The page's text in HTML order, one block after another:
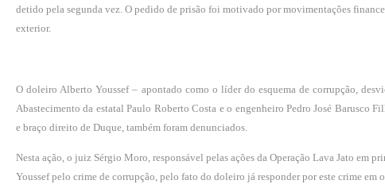
detido pela segunda vez. O pedido de prisão foi motivado por movimentações
exterior.
O doleiro Alberto Youssef – apontado como o líder do esquema de corrupção,
Abastecimento da estatal Paulo Roberto Costa e o engenheiro Pedro José Barusco
e braço direito de Duque, também foram denunciados.
Nesta ação, o juiz Sérgio Moro, responsável pelas ações da Operação Lava Jato em
Youssef pelo crime de corrupção, pelo fato do doleiro já responder por este crime em